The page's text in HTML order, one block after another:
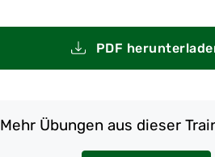
PDF
Mehr Übungen aus dieser